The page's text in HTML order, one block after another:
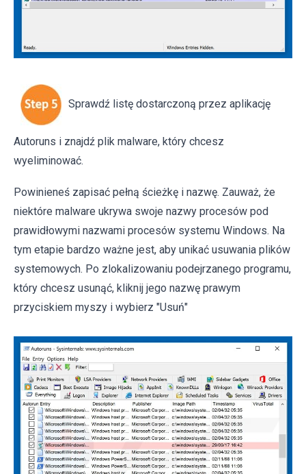
Sprawdź listę dostarczoną przez aplikację
Autoruns i znajdź plik malware, który chcesz
wyeliminować.
Powinieneś zapisać pełną ścieżkę i nazwę. Zauważ, że
niektóre malware ukrywa swoje nazwy procesów pod
prawidłowymi nazwami procesów systemu Windows. Na
tym etapie bardzo ważne jest, aby unikać usuwania plików
systemowych. Po zlokalizowaniu podejrzanego programu,
który chcesz usunąć, kliknij jego nazwę prawym
przyciskiem myszy i wybierz "Usuń"